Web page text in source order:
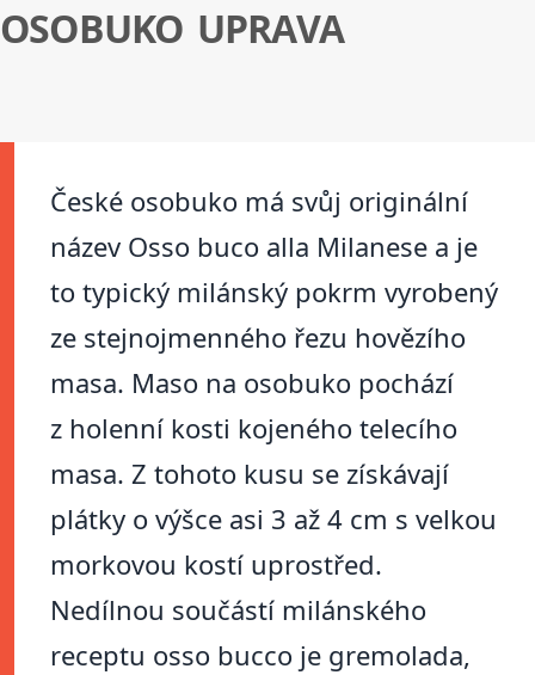
OSOBUKO UPRAVA
České osobuko má svůj originální
název Osso buco alla Milanese a je
to typický milánský pokrm vyrobený
ze stejnojmenného řezu hovězího
masa. Maso na osobuko pochází
z holenní kosti kojeného telecího
masa. Z tohoto kusu se získávají
plátky o výšce asi 3 až 4 cm s velkou
morkovou kostí uprostřed.
Nedílnou součástí milánského
receptu osso bucco je gremolada,